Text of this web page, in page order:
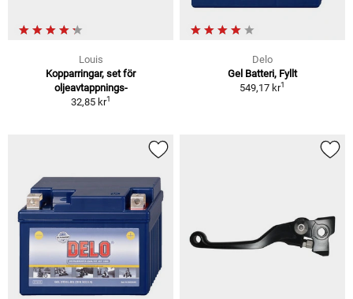
Louis
Kopparringar, set för
oljeavtappnings-
32,85 kr1
Delo
Gel Batteri, Fyllt
549,17 kr1